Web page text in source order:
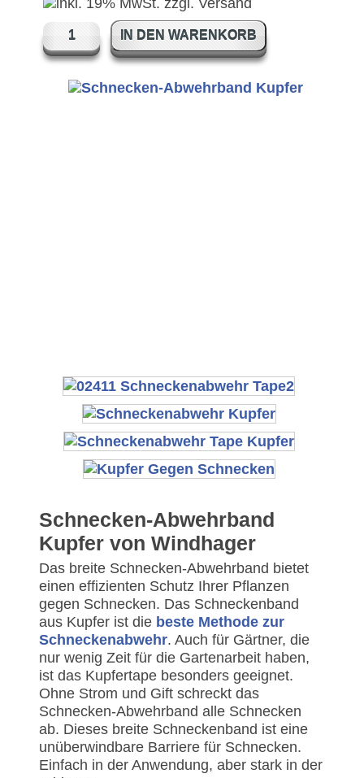
IN DEN WARENKORB
Schnecken-Abwehrband
Kupfer von Windhager
Das breite Schnecken-Abwehrband bietet
einen effizienten Schutz Ihrer Pflanzen
gegen Schnecken. Das Schneckenband
aus Kupfer ist die beste Methode zur
Schneckenabwehr. Auch für Gärtner, die
nur wenig Zeit für die Gartenarbeit haben,
ist das Kupfertape besonders geeignet.
Ohne Strom und Gift schreckt das
Schnecken-Abwehrband alle Schnecken
ab. Dieses breite Schneckenband ist eine
unüberwindbare Barriere für Schnecken.
Einfach in der Anwendung, aber stark in der